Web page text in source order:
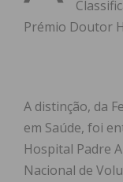
Prémio Doutor
A distinção, da
em Saúde, foi
Hospital Padre
Nacional de